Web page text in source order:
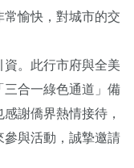
愉快，對城市的交
資。此行市府與全美
三合一綠色通道」備
謝僑界熱情接待，
參與活動，誠摯邀請